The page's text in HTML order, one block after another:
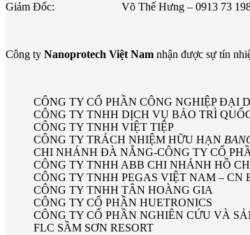
Giám Đốc: Võ Thế Hưng – 0913 73
Công ty Nanoprotech Việt Nam nhận được sự tín
CÔNG TY CỔ PHẦN CÔNG NGHIỆP ĐẠI
CÔNG TY TNHH DỊCH VỤ BẢO TRÌ
CÔNG TY TNHH VIỆT TIỆP
CÔNG TY TRÁCH NHIỆM HỮU HẠN
CHI NHÁNH ĐÀ NẴNG-CÔNG TY CỔ
CÔNG TY TNHH ABB CHI NHÁNH HỒ
CÔNG TY TNHH PEGAS VIỆT NAM – CN
CÔNG TY TNHH TÂN HOÀNG GIA
CÔNG TY CỔ PHẦN HUETRONICS
CÔNG TY CỔ PHẦN NGHIÊN CỨU VÀ
FLC SẦM SƠN RESORT